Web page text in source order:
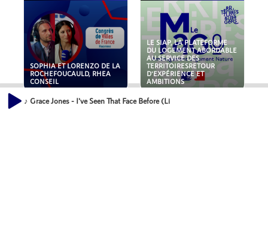
SOPHIA ET LORENZO DE LA
ROCHEFOUCAULD, RHEA
CONSEIL
LE SIAP, LA PLATEFORME
DU LOGEMENT ABORDABLE
AU SERVICE DES
TERRITOIRESRETOUR
D'EXPÉRIENCE ET
AMBITIONS
♪ Grace Jones - I've Seen That Face Before (Li